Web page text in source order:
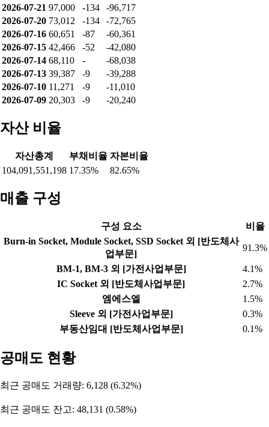
2026-07-21 97,000 -134
-96,717
2026-07-20 73,012 -134
-72,765
2026-07-16 60,651 -87
-60,361
2026-07-15 42,466 -52
-42,080
2026-07-14 68,110 -
-68,038
2026-07-13 39,387 -9
-39,288
2026-07-10 11,271 -9
-11,010
2026-07-09 20,303 -9 -20,240
자산 비율
자산총계 부채비율 자본비율
104,091,551,198 17.35% 82.65%
매출 구성
구성 요소
비율
Burn-in Socket, Module Socket, SSD Socket 외 [반도체사
업부문]
91.3%
BM-1, BM-3 외 [가전사업부문]
4.1%
IC Socket 외 [반도체사업부문]
2.7%
엠에스엘
1.5%
Sleeve 외 [가전사업부문]
0.3%
부동산임대 [반도체사업부문]
0.1%
공매도 현황
최근 공매도 거래량: 6,128 (6.32%)
최근 공매도 잔고: 48,131 (0.58%)